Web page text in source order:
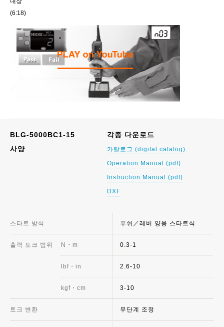
(6:18)
BLG-5000BC1-15
사양
각종 다운로드
카탈로그 (digital catalog)
Operation Manual (pdf)
Instruction Manual (pdf)
DXF
스타트 방식
출력 토크 범위 N・m
lbf・in
kgf・cm
토크 변환
푸쉬／레버 양용 스타트식
0.3-1
2.6-10
3-10
무단계 조정